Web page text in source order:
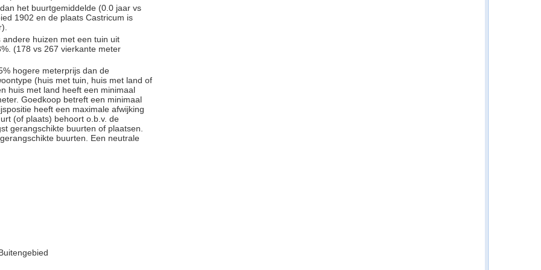
het buurtgemiddelde (0.0 jaar vs
1902 en de plaats Castricum is
huizen met een tuin uit
(178 vs 267 vierkante meter
hogere meterprijs dan de
(huis met tuin, huis met land of
huis met land heeft een minimaal
Goedkoop betreft een minimaal
heeft een maximale afwijking
(of plaats) behoort o.b.v. de
gerangschikte buurten of plaatsen.
buurten. Een neutrale